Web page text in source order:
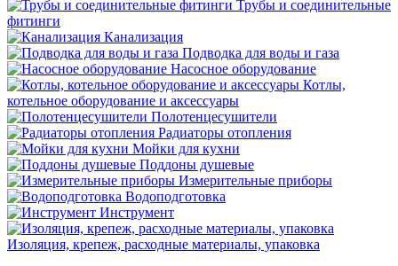
Трубы и соединительные
фитинги
Канализация
Подводка для воды и газа
Насосное оборудование
Котлы,
котельное оборудование и аксессуары
Полотенцесушители
Радиаторы отопления
Мойки для кухни
Поддоны душевые
Измерительные приборы
Водоподготовка
Инструмент
Изоляция, крепеж, расходные материалы, упаковка